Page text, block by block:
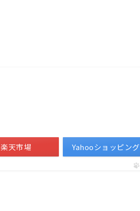
楽天市場 Yahooショッピング